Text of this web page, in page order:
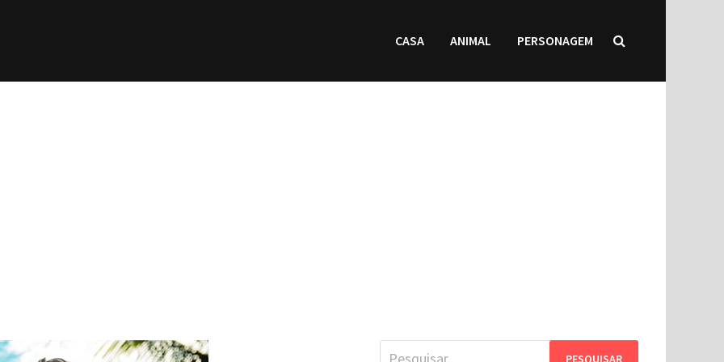
CASA ANIMAL PERSONAGEM
Pesquisar